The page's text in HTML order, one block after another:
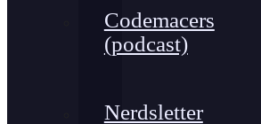
Codemacers
(podcast)
Nerdsletter